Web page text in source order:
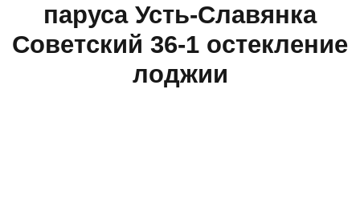
паруса Усть-Славянка
Советский 36-1 остекление
лоджии